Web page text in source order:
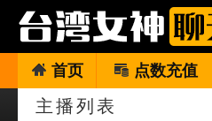
首页 点数充值
主播列表